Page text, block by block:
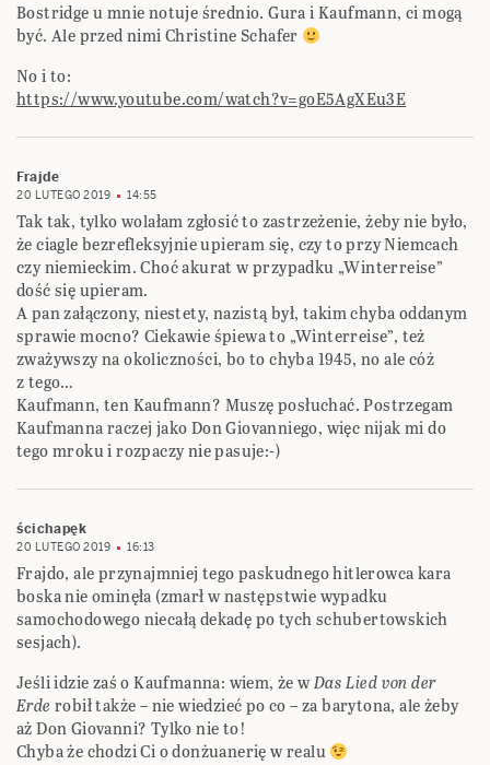
Bostridge u mnie notuje średnio. Gura i Kaufmann, ci mogą
być. Ale przed nimi Christine Schafer
No i to:
https://www.youtube.com/watch?v=goE5AgXEu3E
Frajde
20 LUTEGO 2019 14:55
Tak tak, tylko wolałam zgłosić to zastrzeżenie, żeby nie było,
że ciagle bezrefleksyjnie upieram się, czy to przy Niemcach
czy niemieckim. Choć akurat w przypadku „Winterreise”
dość się upieram.
A pan załączony, niestety, nazistą był, takim chyba oddanym
sprawie mocno? Ciekawie śpiewa to „Winterreise”, też
zważywszy na okoliczności, bo to chyba 1945, no ale cóż
z tego…
Kaufmann, ten Kaufmann? Muszę posłuchać. Postrzegam
Kaufmanna raczej jako Don Giovanniego, więc nijak mi do
tego mroku i rozpaczy nie pasuje:-)
ścichapęk
20 LUTEGO 2019 16:13
Frajdo, ale przynajmniej tego paskudnego hitlerowca kara
boska nie ominęła (zmarł w następstwie wypadku
samochodowego niecałą dekadę po tych schubertowskich
sesjach).
Jeśli idzie zaś o Kaufmanna: wiem, że wDas Lied von der
Erde robił także – nie wiedzieć po co – za barytona, ale żeby
aż Don Giovanni? Tylko nie to!
Chyba że chodzi Ci o donżuanerię w realu